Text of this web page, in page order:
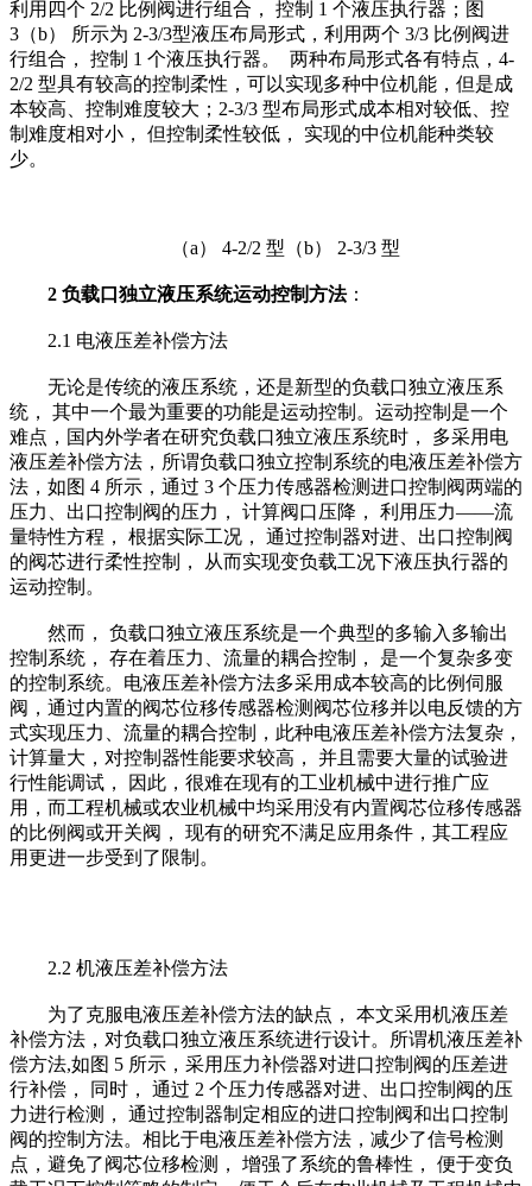
利用四个 2/2 比例阀进行组合， 控制 1 个液压执行器；图
3（b） 所示为 2-3/3型液压布局形式，利用两个 3/3 比例阀进
行组合， 控制 1 个液压执行器。 两种布局形式各有特点，4-
2/2 型具有较高的控制柔性，可以实现多种中位机能，但是成
本较高、控制难度较大；2-3/3 型布局形式成本相对较低、控
制难度相对小， 但控制柔性较低， 实现的中位机能种类较
少。
（a） 4-2/2 型（b） 2-3/3 型
2 负载口独立液压系统运动控制方法：
2.1 电液压差补偿方法
无论是传统的液压系统，还是新型的负载口独立液压系
统， 其中一个最为重要的功能是运动控制。运动控制是一个
难点，国内外学者在研究负载口独立液压系统时， 多采用电
液压差补偿方法，所谓负载口独立控制系统的电液压差补偿方
法，如图 4 所示，通过 3 个压力传感器检测进口控制阀两端的
压力、出口控制阀的压力， 计算阀口压降， 利用压力——流
量特性方程， 根据实际工况， 通过控制器对进、出口控制阀
的阀芯进行柔性控制， 从而实现变负载工况下液压执行器的
运动控制。
然而， 负载口独立液压系统是一个典型的多输入多输出
控制系统， 存在着压力、流量的耦合控制， 是一个复杂多变
的控制系统。电液压差补偿方法多采用成本较高的比例伺服
阀，通过内置的阀芯位移传感器检测阀芯位移并以电反馈的方
式实现压力、流量的耦合控制，此种电液压差补偿方法复杂，
计算量大，对控制器性能要求较高， 并且需要大量的试验进
行性能调试， 因此，很难在现有的工业机械中进行推广应
用，而工程机械或农业机械中均采用没有内置阀芯位移传感器
的比例阀或开关阀， 现有的研究不满足应用条件，其工程应
用更进一步受到了限制。
2.2 机液压差补偿方法
为了克服电液压差补偿方法的缺点， 本文采用机液压差
补偿方法，对负载口独立液压系统进行设计。所谓机液压差补
偿方法,如图 5 所示，采用压力补偿器对进口控制阀的压差进
行补偿， 同时， 通过 2 个压力传感器对进、出口控制阀的压
力进行检测， 通过控制器制定相应的进口控制阀和出口控制
阀的控制方法。相比于电液压差补偿方法，减少了信号检测
点，避免了阀芯位移检测， 增强了系统的鲁棒性， 便于变负